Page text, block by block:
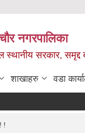
नगरपालिका
स्थानीय सरकार, समृद्द
शाखाहरु वडा
!